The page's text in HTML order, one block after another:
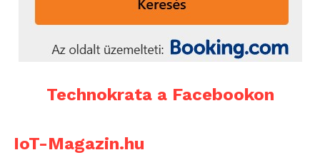
Technokrata a Facebookon
IoT-Magazin.hu